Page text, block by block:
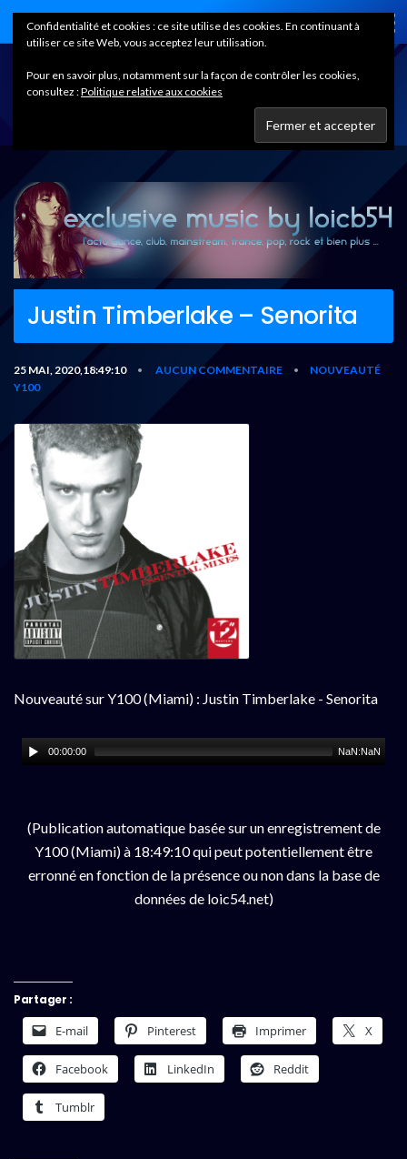
Home
Justin Timberlake – Senorita
25 MAI, 2020,18:49:10 • AUCUN COMMENTAIRE •
NOUVEAUTÉ
Y100
Nouveauté sur Y100 (Miami) : Justin Timberlake - Senorita
00:00:00 NaN:NaN
(Publication automatique basée sur un enregistrement de
Y100 (Miami) à 18:49:10 qui peut potentiellement être
erronné en fonction de la présence ou non dans la base de
données de loic54.net)
Partager :
E-mail Pinterest Imprimer X
Facebook LinkedIn Reddit
Tumblr
Confidentialité et cookies : ce site utilise des cookies. En continuant à
utiliser ce site Web, vous acceptez leur utilisation.
Pour en savoir plus, notamment sur la façon de contrôler les cookies,
consultez :Politique relative aux cookies